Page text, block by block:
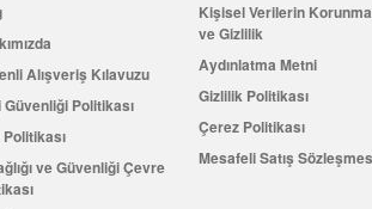
Alışveriş Kılavuzu
Güvenliği Politikası
ve Güvenliği Çevre
Kişisel Verilerin
ve Gizlilik
Aydınlatma Metni
Gizlilik Politikası
Çerez Politikası
Mesafeli Satış